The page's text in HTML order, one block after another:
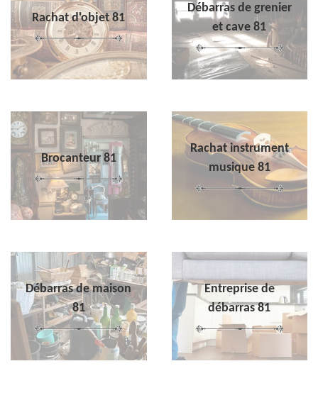
Rachat d'objet 81
Débarras de grenier
et cave 81
Brocanteur 81
Rachat instrument
musique 81
Débarras de maison
81
Entreprise de
débarras 81